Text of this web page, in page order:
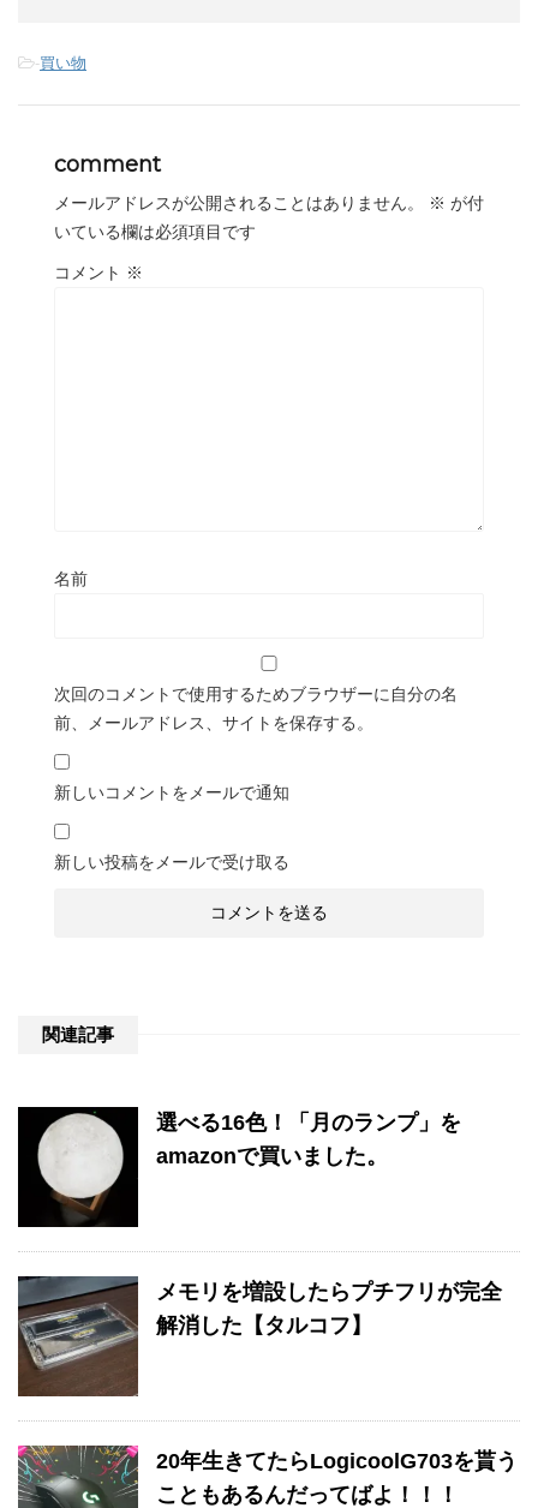
-買い物
comment
メールアドレスが公開されることはありません。 ※ が付
いている欄は必須項目です
コメント ※
名前
次回のコメントで使用するためブラウザーに自分の名
前、メールアドレス、サイトを保存する。
新しいコメントをメールで通知
新しい投稿をメールで受け取る
関連記事
選べる16色！「月のランプ」を
amazonで買いました。
メモリを増設したらプチフリが完全
解消した【タルコフ】
20年生きてたらLogicoolG703を貰う
こともあるんだってばよ！！！